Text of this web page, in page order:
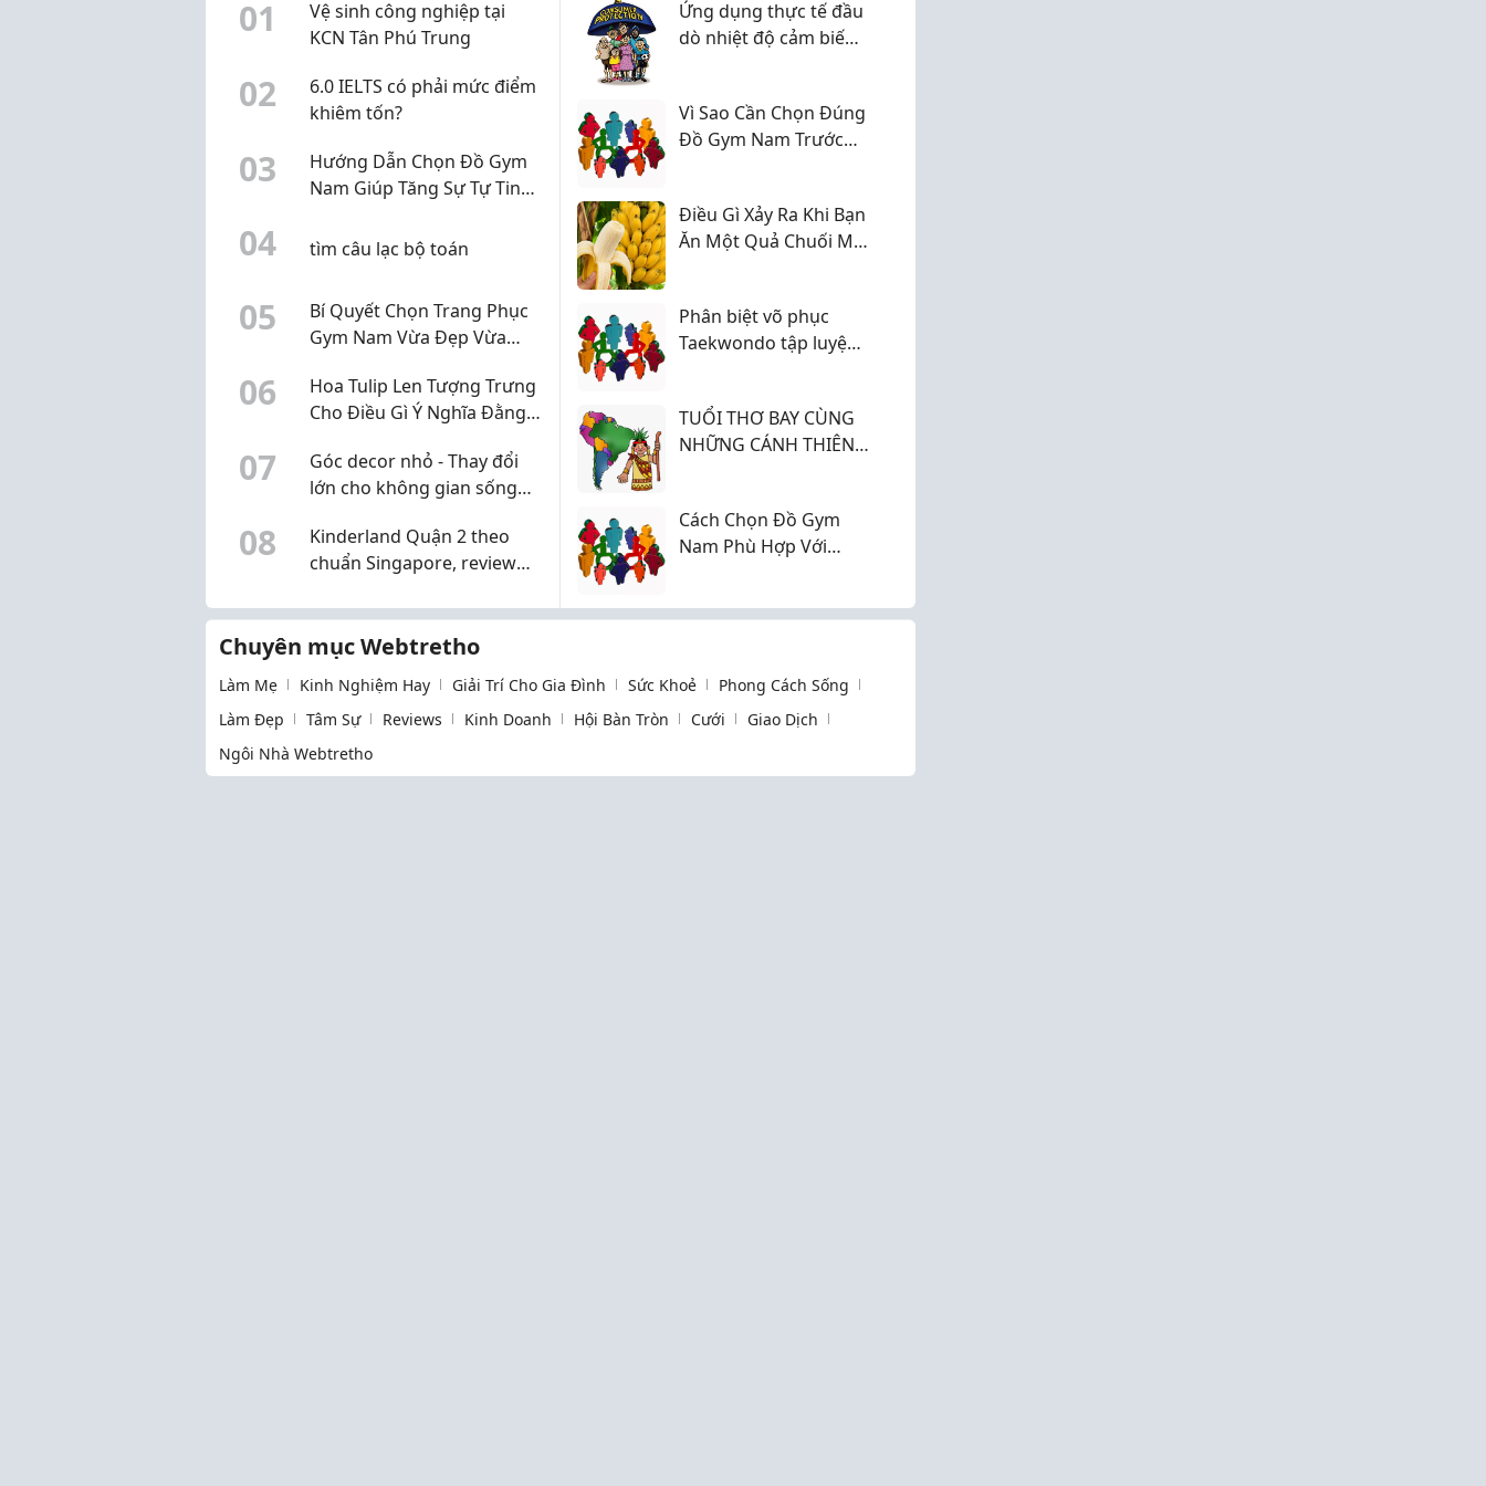
01
Vệ sinh công nghiệp tại
KCN Tân Phú Trung
02
6.0 IELTS có phải mức điểm
khiêm tốn?
03
Hướng Dẫn Chọn Đồ Gym
Nam Giúp Tăng Sự Tự Tin
04 tìm câu lạc bộ toán
05
Bí Quyết Chọn Trang Phục
Gym Nam Vừa Đẹp Vừa
06
Hoa Tulip Len Tượng Trưng
Cho Điều Gì Ý Nghĩa Đằng
Được Yêu Thích
07
Góc decor nhỏ - Thay đổi
lớn cho không gian sống
08
Kinderland Quận 2 theo
chuẩn Singapore, review
Ứng dụng thực tế đầu
dò nhiệt độ cảm biến
Vì Sao Cần Chọn Đúng
Đồ Gym Nam Trước
Điều Gì Xảy Ra Khi Bạn
Ăn Một Quả Chuối Mỗi
Phân biệt võ phục
Taekwondo tập luyện
TUỔI THƠ BAY CÙNG
NHỮNG CÁNH THIÊN
CHÀO MỪNG QUỐC
TẾ THIẾU NHI 1/6
Cách Chọn Đồ Gym
Nam Phù Hợp Với
Chuyên mục Webtretho
Làm Mẹ Kinh Nghiệm Hay Giải Trí Cho Gia Đình Sức Khoẻ
Phong Cách Sống
Làm Đẹp
Tâm Sự Reviews Kinh Doanh Hội Bàn Tròn Cưới
Giao Dịch
Ngôi Nhà Webtretho